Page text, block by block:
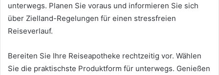
unterwegs. Planen Sie voraus und informieren Sie sich
über Zielland-Regelungen für einen stressfreien
Reiseverlauf.
Bereiten Sie Ihre Reiseapotheke rechtzeitig vor. Wählen
Sie die praktischste Produktform für unterwegs. Genießen